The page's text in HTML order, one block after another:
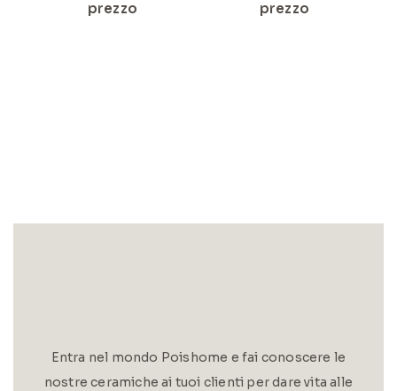
prezzo
prezzo
Entra nel mondo Poishome e fai conoscere le
nostre ceramiche ai tuoi clienti per dare vita alle